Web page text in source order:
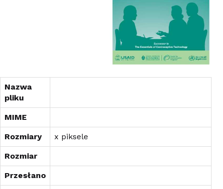
Nazwa
pliku
MIME
Rozmiary x piksele
Rozmiar
Przesłano